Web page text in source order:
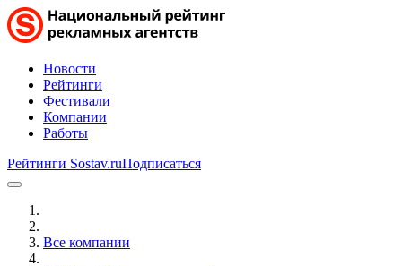
Новости
Рейтинги
Фестивали
Компании
Работы
Рейтинги Sostav.ruПодписаться
Все компании